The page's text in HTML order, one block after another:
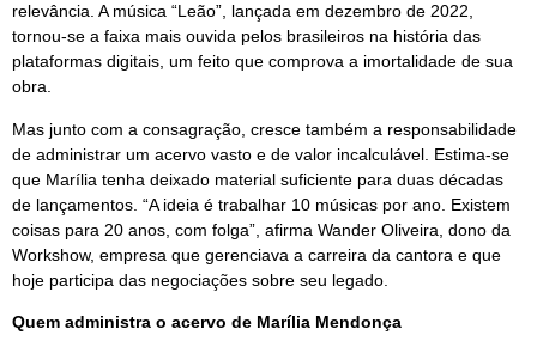
relevância. A música “Leão”, lançada em dezembro de 2022,
tornou-se a faixa mais ouvida pelos brasileiros na história das
plataformas digitais, um feito que comprova a imortalidade de sua
obra.
Mas junto com a consagração, cresce também a responsabilidade
de administrar um acervo vasto e de valor incalculável. Estima-se
que Marília tenha deixado material suficiente para duas décadas
de lançamentos. “A ideia é trabalhar 10 músicas por ano. Existem
coisas para 20 anos, com folga”, afirma Wander Oliveira, dono da
Workshow, empresa que gerenciava a carreira da cantora e que
hoje participa das negociações sobre seu legado.
Quem administra o acervo de Marília Mendonça